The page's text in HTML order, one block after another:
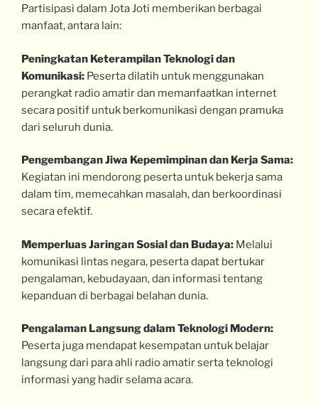
Partisipasi dalam Jota Joti memberikan berbagai
manfaat, antara lain:
Peningkatan Keterampilan Teknologi dan
Komunikasi: Peserta dilatih untuk menggunakan
perangkat radio amatir dan memanfaatkan internet
secara positif untuk berkomunikasi dengan pramuka
dari seluruh dunia.
Pengembangan Jiwa Kepemimpinan dan Kerja Sama:
Kegiatan ini mendorong peserta untuk bekerja sama
dalam tim, memecahkan masalah, dan berkoordinasi
secara efektif.
Memperluas Jaringan Sosial dan Budaya: Melalui
komunikasi lintas negara, peserta dapat bertukar
pengalaman, kebudayaan, dan informasi tentang
kepanduan di berbagai belahan dunia.
Pengalaman Langsung dalam Teknologi Modern:
Peserta juga mendapat kesempatan untuk belajar
langsung dari para ahli radio amatir serta teknologi
informasi yang hadir selama acara.